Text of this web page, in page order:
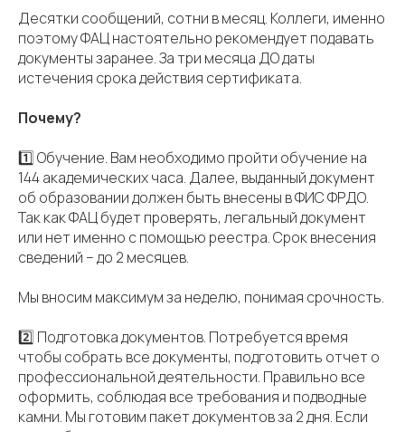
Десятки сообщений, сотни в месяц. Коллеги, именно
поэтому ФАЦ настоятельно рекомендует подавать
документы заранее. За три месяца ДО даты
истечения срока действия сертификата.
Почему?
1️⃣ Обучение. Вам необходимо пройти обучение на
144 академических часа. Далее, выданный документ
об образовании должен быть внесены в ФИС ФРДО.
Так как ФАЦ будет проверять, легальный документ
или нет именно с помощью реестра. Срок внесения
сведений – до 2 месяцев.
Мы вносим максимум за неделю, понимая срочность.
2️⃣ Подготовка документов. Потребуется время
чтобы собрать все документы, подготовить отчет о
профессиональной деятельности. Правильно все
оформить, соблюдая все требования и подводные
камни. Мы готовим пакет документов за 2 дня. Если